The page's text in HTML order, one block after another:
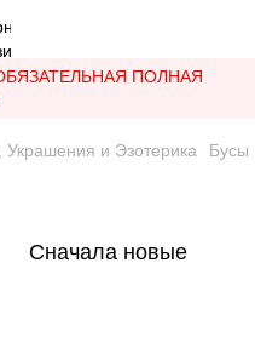
ПОЛНАЯ
и Эзотерика Бусы
Сначала новые